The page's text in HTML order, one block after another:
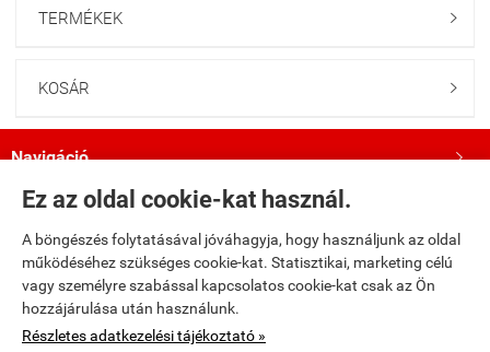
Ez az oldal cookie-kat használ.
A böngészés folytatásával jóváhagyja, hogy használjunk az oldal
működéséhez szükséges cookie-kat. Statisztikai, marketing célú
vagy személyre szabással kapcsolatos cookie-kat csak az Ön
hozzájárulása után használunk.
Részletes adatkezelési tájékoztató »
TERMÉKEK 
KOSÁR 
Navigáció 
Bemutatkozás
Kövess minket a Facebookon!